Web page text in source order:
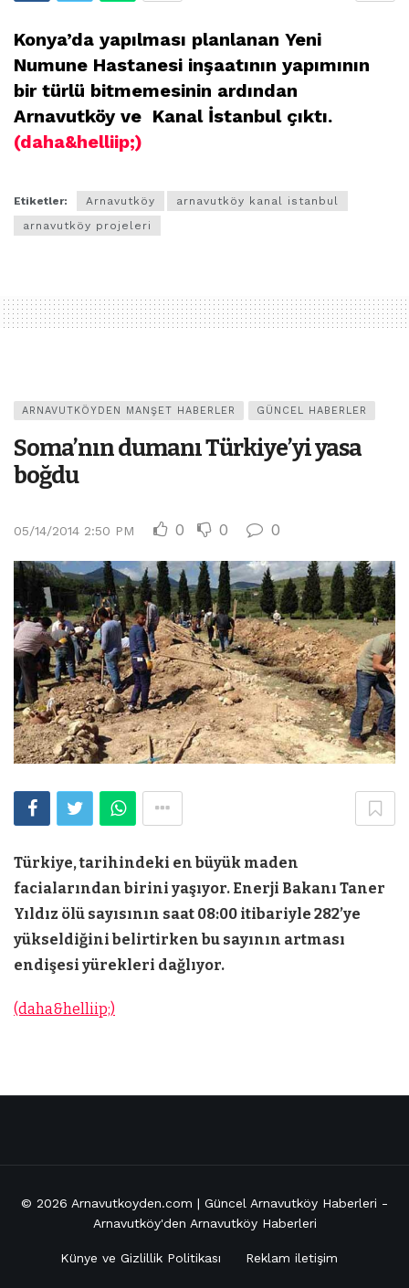
Konya’da yapılması planlanan Yeni
Numune Hastanesi inşaatının yapımının
bir türlü bitmemesinin ardından
Arnavutköy ve Kanal İstanbul çıktı.
(daha&helliip;)
Etiketler: Arnavutköy
arnavutköy kanal istanbul
arnavutköy projeleri
ARNAVUTKÖYDEN MANŞET HABERLER GÜNCEL HABERLER
Soma’nın dumanı Türkiye’yi yasa
boğdu
05/14/2014 2:50 PM 0 0 0
Türkiye, tarihindeki en büyük maden
facialarından birini yaşıyor. Enerji Bakanı Taner
Yıldız ölü sayısının saat 08:00 itibariyle 282’ye
yükseldiğini belirtirken bu sayının artması
endişesi yürekleri dağlıyor.
(daha&helliip;)
© 2026 Arnavutkoyden.com | Güncel Arnavutköy Haberleri -
Arnavutköy'den Arnavutköy Haberleri
Künye ve Gizlillik Politikası Reklam iletişim